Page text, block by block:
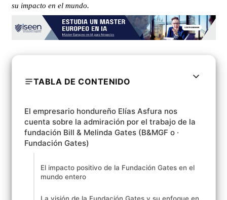
su impacto en el mundo.
TABLA DE CONTENIDO
El empresario hondureño Elías Asfura nos
cuenta sobre la admiración por el trabajo de la
fundación Bill & Melinda Gates (B&MGF o ·
Fundación Gates)
El impacto positivo de la Fundación Gates en el
mundo entero